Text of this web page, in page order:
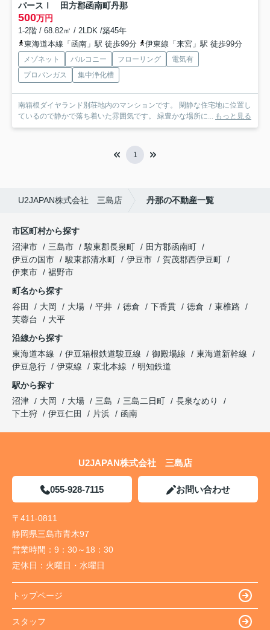
パースⅠ 田方郡函南町丹那
500万円
1-2階 / 68.82㎡ / 2LDK /築45年
東海道本線「函南」駅 徒歩99分
伊東線「来宮」駅 徒歩99分
メゾネット バルコニー フローリング
電気有
プロパンガス
集中浄化槽
南箱根ダイヤランド別荘地内のマンションです。 閑静な住宅地に位置し
ているので静かで落ち着いた雰囲気です。 緑豊かな場所に... もっと見る
1
U2JAPAN株式会社 三島店 丹那の不動産一覧
市区町村から探す
沼津市
三島市 駿東郡長泉町
田方郡函南町
伊豆の国市
駿東郡清水町 伊豆市
賀茂郡西伊豆町
伊東市
裾野市
町名から探す
谷田
大岡 大場 平井 徳倉 下香貫 徳倉
東椎路
芙蓉台
大平
沿線から探す
東海道本線
伊豆箱根鉄道駿豆線 御殿場線
東海道新幹線
伊豆急行
伊東線 東北本線
明知鉄道
駅から探す
沼津
大岡 大場 三島 三島二日町
長泉なめり
下土狩
伊豆仁田 片浜 函南
U2JAPAN株式会社 三島店
055-928-7115 お問い合わせ
〒411-0811
静岡県三島市青木97
営業時間： 9：30～18：30
定休日： 火曜日・水曜日
トップページ
スタッフ